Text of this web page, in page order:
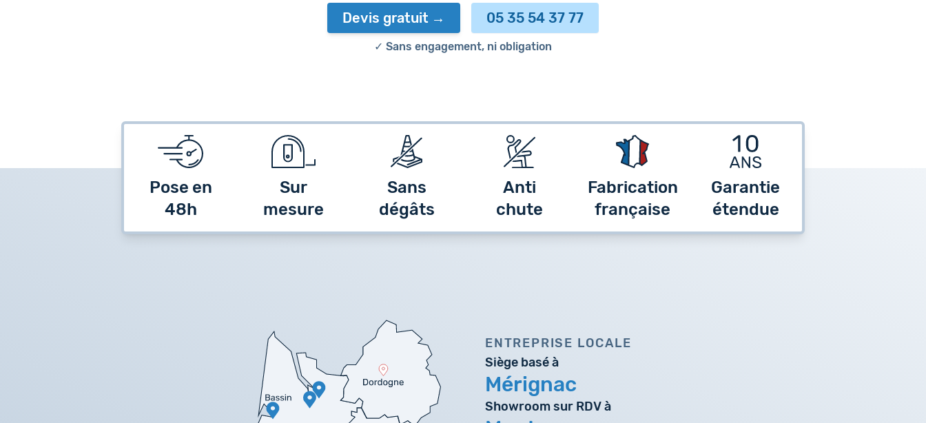
Devis gratuit 05 35 54 37 77
✓ Sans engagement, ni obligation
Pose en
48h
Sur
mesure
Sans
dégâts
Anti
chute
Fabrication
française
Garantie
étendue
ENTREPRISE LOCALE
Siège basé à
Mérignac
Showroom sur RDV à